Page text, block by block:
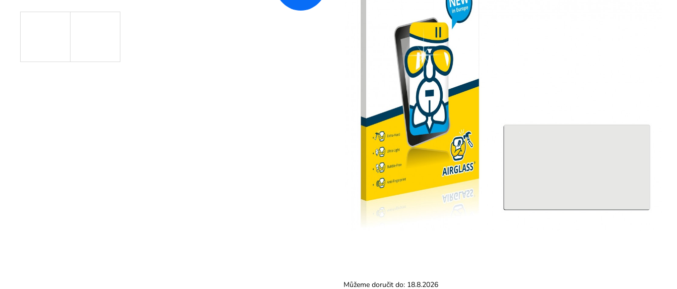
Můžeme doručit do: 18.8.2026